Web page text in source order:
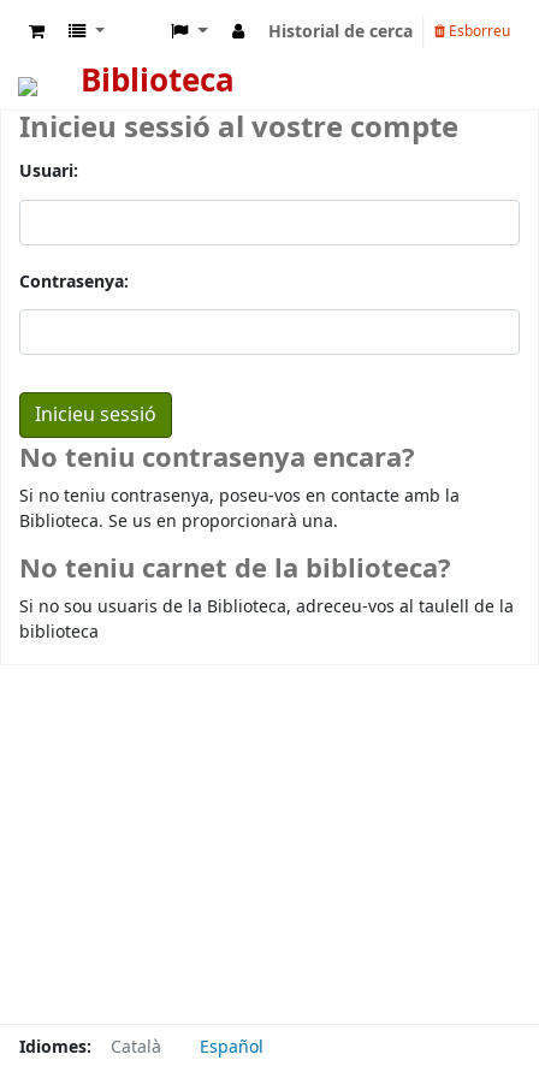
Historial de cerca Esborreu
Biblioteca
Inicieu sessió al vostre compte
Usuari:
Contrasenya:
No teniu contrasenya encara?
Si no teniu contrasenya, poseu-vos en contacte amb la
Biblioteca. Se us en proporcionarà una.
No teniu carnet de la biblioteca?
Si no sou usuaris de la Biblioteca, adreceu-vos al taulell de la
biblioteca
Idiomes: Català Español